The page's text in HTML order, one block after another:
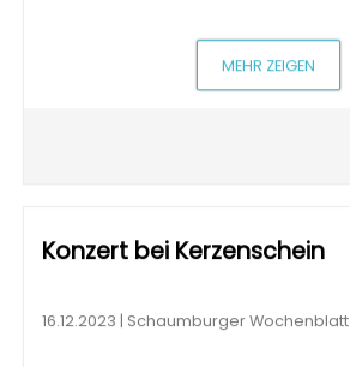
MEHR ZEIGEN
Konzert bei Kerzenschein
16.12.2023 | Schaumburger Wochenblatt